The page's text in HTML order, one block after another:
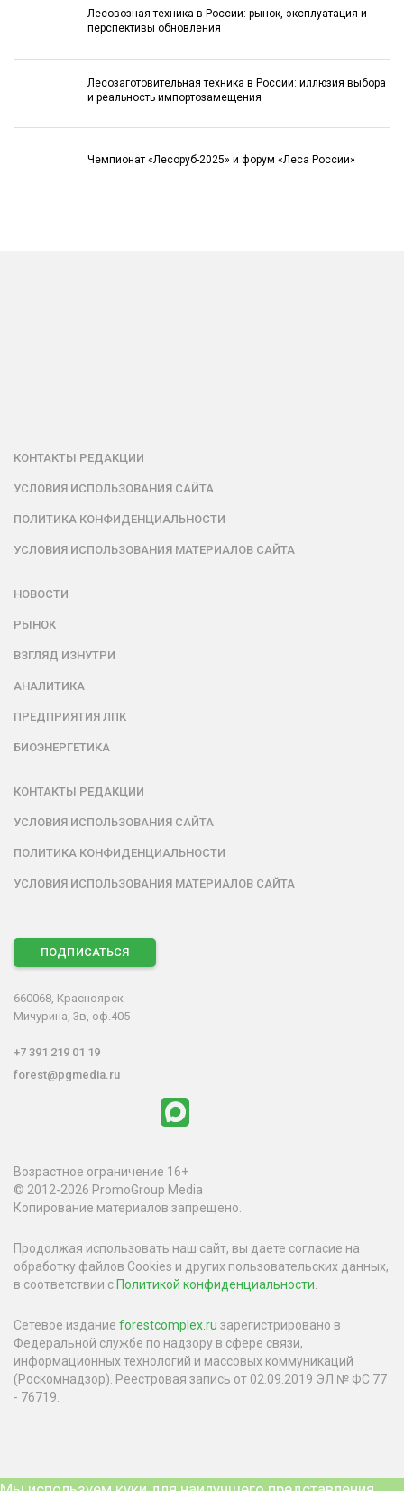
Лесовозная техника в России: рынок, эксплуатация и
перспективы обновления
Лесозаготовительная техника в России: иллюзия выбора
и реальность импортозамещения
Чемпионат «Лесоруб-2025» и форум «Леса России»
КОНТАКТЫ РЕДАКЦИИ
УСЛОВИЯ ИСПОЛЬЗОВАНИЯ САЙТА
ПОЛИТИКА КОНФИДЕНЦИАЛЬНОСТИ
УСЛОВИЯ ИСПОЛЬЗОВАНИЯ МАТЕРИАЛОВ САЙТА
НОВОСТИ
РЫНОК
ВЗГЛЯД ИЗНУТРИ
АНАЛИТИКА
ПРЕДПРИЯТИЯ ЛПК
БИОЭНЕРГЕТИКА
КОНТАКТЫ РЕДАКЦИИ
УСЛОВИЯ ИСПОЛЬЗОВАНИЯ САЙТА
ПОЛИТИКА КОНФИДЕНЦИАЛЬНОСТИ
УСЛОВИЯ ИСПОЛЬЗОВАНИЯ МАТЕРИАЛОВ САЙТА
ПОДПИСАТЬСЯ
660068, Красноярск
Мичурина, 3в, оф.405
+7 391 219 01 19
forest@pgmedia.ru
Возрастное ограничение 16+
© 2012-2026 PromoGroup Media
Копирование материалов запрещено.
Продолжая использовать наш сайт, вы даете согласие на
обработку файлов Cookies и других пользовательских данных,
в соответствии с Политикой конфиденциальности
Сетевое издание forestcomplex.ru зарегистрировано в
Федеральной службе по надзору в сфере связи,
информационных технологий и массовых коммуникаций
(Роскомнадзор). Реестровая запись от 02.09.2019 ЭЛ № ФС 77
- 76719.